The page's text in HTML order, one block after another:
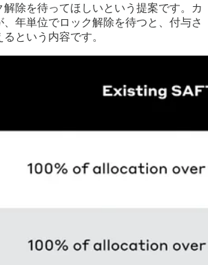
解除を待ってほしいという提案です。カ
年単位でロック解除を待つと、付与さ
という内容です。